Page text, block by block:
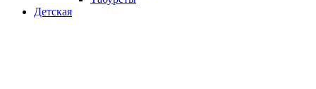
Детская